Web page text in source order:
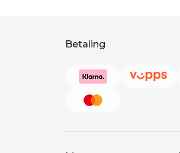
Betaling